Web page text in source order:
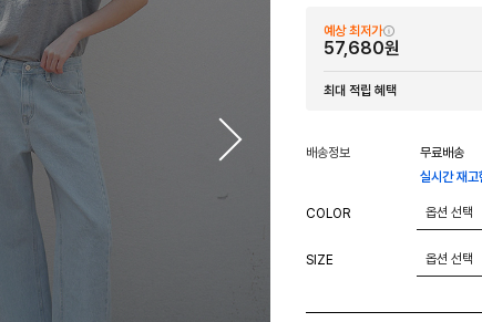
예상 최저가
57,680원
최대 적립 혜택
배송정보
무료배송
실시간 재고
COLOR
SIZE